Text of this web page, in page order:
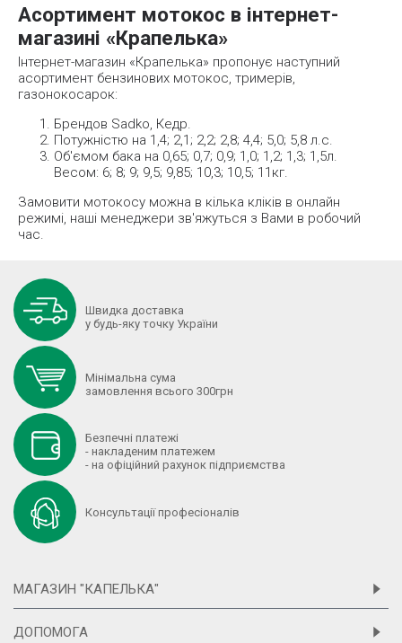
Асортимент мотокос в інтернет-
магазині «Крапелька»
Інтернет-магазин «Крапелька» пропонує наступний
асортимент бензинових мотокос, тримерів,
газонокосарок:
Брендов Sadko, Кедр.
Потужністю на 1,4; 2,1; 2,2; 2,8; 4,4; 5,0; 5,8 л.с.
Об'ємом бака на 0,65; 0,7; 0,9; 1,0; 1,2; 1,3; 1,5л.
Весом: 6; 8; 9; 9,5; 9,85; 10,3; 10,5; 11кг.
Замовити мотокосу можна в кілька кліків в онлайн
режимі, наші менеджери зв'яжуться з Вами в робочий
час.
Швидка доставка
у будь-яку точку України
Мінімальна сума
замовлення всього 300грн
Безпечні платежі
- накладеним платежем
- на офіційний рахунок підприємства
Консультації професіоналів
МАГАЗИН "КАПЕЛЬКА"
ДОПОМОГА